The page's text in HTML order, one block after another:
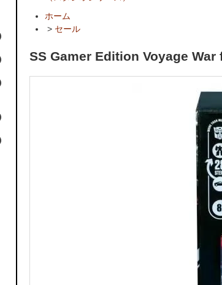
ホーム
> セール
SS Gamer Edition Voyage